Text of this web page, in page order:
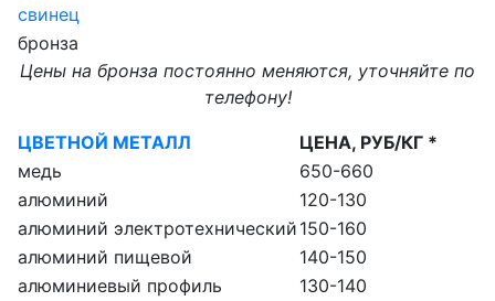
свинец
бронза
Цены на бронза постоянно меняются, уточняйте по
телефону!
ЦВЕТНОЙ МЕТАЛЛ
ЦЕНА, РУБ/КГ *
медь
650-660
алюминий
120-130
алюминий электротехнический 150-160
алюминий пищевой
140-150
алюминиевый профиль
130-140